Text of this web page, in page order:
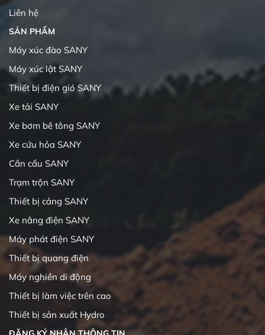
Liên hệ
SẢN PHẨM
Máy xúc đào SANY
Máy xúc lật SANY
Thiết bị điện gió SANY
Xe tải SANY
Xe bơm bê tông SANY
Xe cứu hỏa SANY
Cần cẩu SANY
Trạm trộn SANY
Thiết bị cảng SANY
Xe nâng điện SANY
Máy phát điện SANY
Thiết bị quang điện
Máy nghiền di động
Thiết bị làm việc trên cao
Thiết bị sản xuất Hydro